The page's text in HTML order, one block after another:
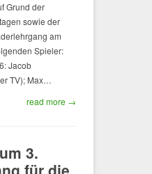
Grund der
sowie der
am
Spieler:
Jacob
TV); Max…
read more →
3.
für die